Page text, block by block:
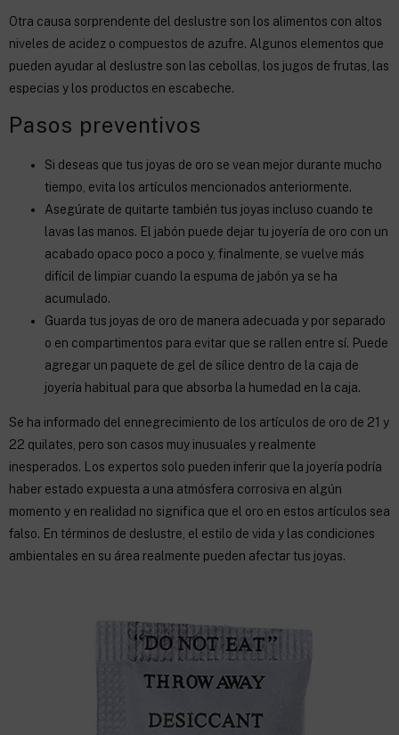
Otra causa sorprendente del deslustre son los alimentos con altos
niveles de acidez o compuestos de azufre. Algunos elementos que
pueden ayudar al deslustre son las cebollas, los jugos de frutas, las
especias y los productos en escabeche.
Pasos preventivos
Si deseas que tus joyas de oro se vean mejor durante mucho
tiempo, evita los artículos mencionados anteriormente.
Asegúrate de quitarte también tus joyas incluso cuando te
lavas las manos. El jabón puede dejar tu joyería de oro con un
acabado opaco poco a poco y, finalmente, se vuelve más
difícil de limpiar cuando la espuma de jabón ya se ha
acumulado.
Guarda tus joyas de oro de manera adecuada y por separado
o en compartimentos para evitar que se rallen entre sí. Puede
agregar un paquete de gel de sílice dentro de la caja de
joyería habitual para que absorba la humedad en la caja.
Se ha informado del ennegrecimiento de los artículos de oro de 21 y
22 quilates, pero son casos muy inusuales y realmente
inesperados. Los expertos solo pueden inferir que la joyería podría
haber estado expuesta a una atmósfera corrosiva en algún
momento y en realidad no significa que el oro en estos artículos sea
falso. En términos de deslustre, el estilo de vida y las condiciones
ambientales en su área realmente pueden afectar tus joyas.